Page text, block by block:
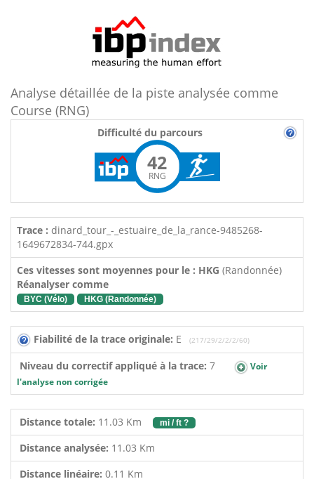
Analyse détaillée de la piste analysée comme
Course (RNG)
Difficulté du parcours
42
RNG
Trace : dinard_tour_-_estuaire_de_la_rance-9485268-
1649672834-744.gpx
Ces vitesses sont moyennes pour le : HKG (Randonnée)
Réanalyser comme
BYC (Vélo) HKG (Randonnée)
Fiabilité de la trace originale: E (217/29/2/2/2/60)
Niveau du correctif appliqué à la trace: 7
Voir
l'analyse non corrigée
Distance totale: 11.03 Km mi / ft ?
Distance analysée: 11.03 Km
Distance linéaire: 0.11 Km